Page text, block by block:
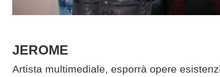
JEROME
Artista multimediale, esporrà opere